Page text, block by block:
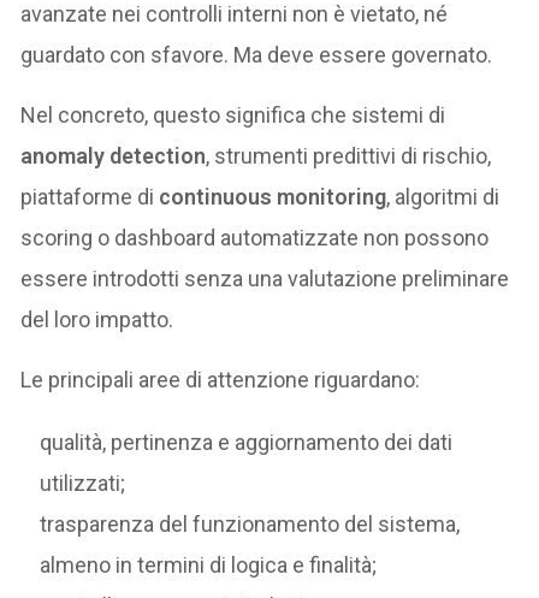
avanzate nei controlli interni non è vietato, né
guardato con sfavore. Ma deve essere governato.
Nel concreto, questo significa che sistemi di
anomaly detection, strumenti predittivi di rischio,
piattaforme di continuous monitoring, algoritmi di
scoring o dashboard automatizzate non possono
essere introdotti senza una valutazione preliminare
del loro impatto.
Le principali aree di attenzione riguardano:
qualità, pertinenza e aggiornamento dei dati
utilizzati;
trasparenza del funzionamento del sistema,
almeno in termini di logica e finalità;